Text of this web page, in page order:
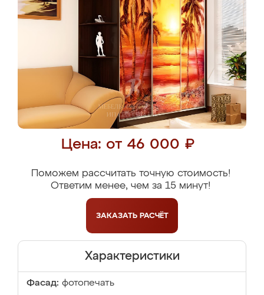
Цена: от 46 000 ₽
Поможем рассчитать точную стоимость!
Ответим менее, чем за 15 минут!
ЗАКАЗАТЬ РАСЧЁТ
Характеристики
Фасад: фотопечать